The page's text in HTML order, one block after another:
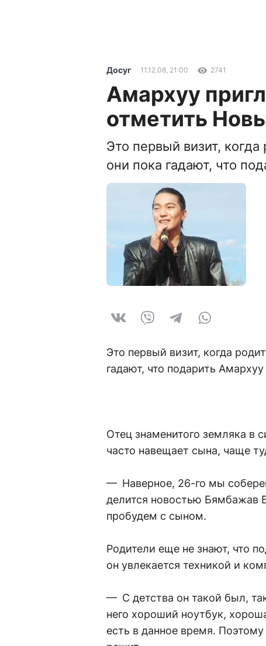
Досуг 11.12.08, 21:00 2741
Амархуу
отметить
Это первый визит,
они пока гадают, что
Это первый визит, когда
гадают, что подарить Амархуу
Отец знаменитого земляка в
часто навещает сына, чаще
— Наверное, 26-го мы
делится новостью Бямбажав
пробудем с сыном.
Родители еще не знают, что
он увлекается техникой и
— С детства он такой был,
него хороший ноутбук,
есть в данное время.